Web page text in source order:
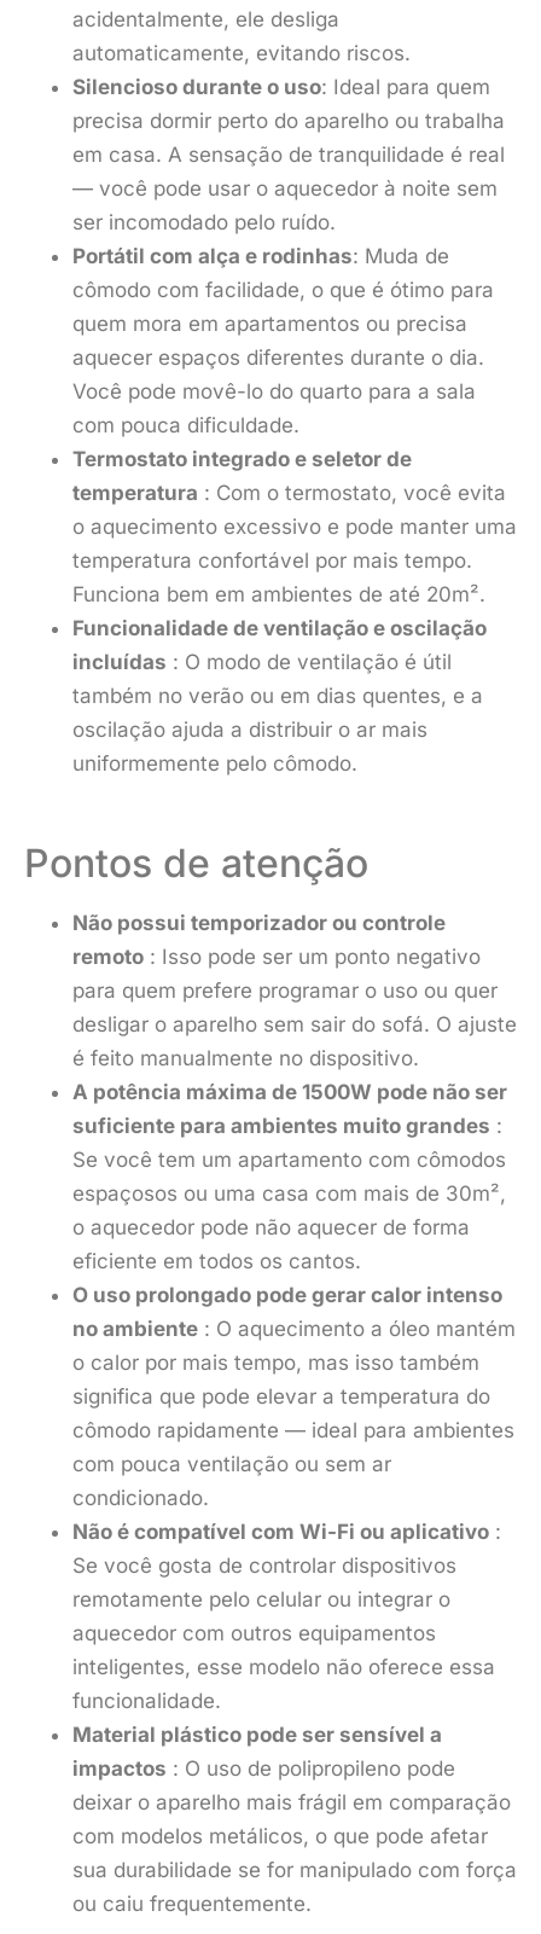
acidentalmente, ele desliga
automaticamente, evitando riscos.
Silencioso durante o uso: Ideal para quem
precisa dormir perto do aparelho ou trabalha
em casa. A sensação de tranquilidade é real
— você pode usar o aquecedor à noite sem
ser incomodado pelo ruído.
Portátil com alça e rodinhas: Muda de
cômodo com facilidade, o que é ótimo para
quem mora em apartamentos ou precisa
aquecer espaços diferentes durante o dia.
Você pode movê-lo do quarto para a sala
com pouca dificuldade.
Termostato integrado e seletor de
temperatura : Com o termostato, você evita
o aquecimento excessivo e pode manter uma
temperatura confortável por mais tempo.
Funciona bem em ambientes de até 20m².
Funcionalidade de ventilação e oscilação
incluídas : O modo de ventilação é útil
também no verão ou em dias quentes, e a
oscilação ajuda a distribuir o ar mais
uniformemente pelo cômodo.
Pontos de atenção
Não possui temporizador ou controle
remoto : Isso pode ser um ponto negativo
para quem prefere programar o uso ou quer
desligar o aparelho sem sair do sofá. O ajuste
é feito manualmente no dispositivo.
A potência máxima de 1500W pode não ser
suficiente para ambientes muito grandes :
Se você tem um apartamento com cômodos
espaçosos ou uma casa com mais de 30m²,
o aquecedor pode não aquecer de forma
eficiente em todos os cantos.
O uso prolongado pode gerar calor intenso
no ambiente : O aquecimento a óleo mantém
o calor por mais tempo, mas isso também
significa que pode elevar a temperatura do
cômodo rapidamente — ideal para ambientes
com pouca ventilação ou sem ar
condicionado.
Não é compatível com Wi-Fi ou aplicativo :
Se você gosta de controlar dispositivos
remotamente pelo celular ou integrar o
aquecedor com outros equipamentos
inteligentes, esse modelo não oferece essa
funcionalidade.
Material plástico pode ser sensível a
impactos : O uso de polipropileno pode
deixar o aparelho mais frágil em comparação
com modelos metálicos, o que pode afetar
sua durabilidade se for manipulado com força
ou caiu frequentemente.